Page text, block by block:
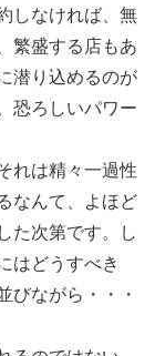
しなければ、無
繁盛する店もあ
潜り込めるのが
恐ろしいパワー
れは精々一過性
なんて、よほど
た次第です。し
はどうすべき
びながら・・・